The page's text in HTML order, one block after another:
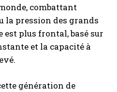
combattant
la pression des grands
est plus frontal, basé sur
et la capacité à
génération de